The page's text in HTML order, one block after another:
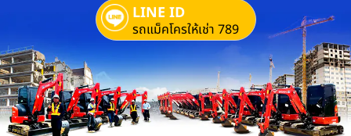
LINE ID
รถแม็คโครให้เช่า 789